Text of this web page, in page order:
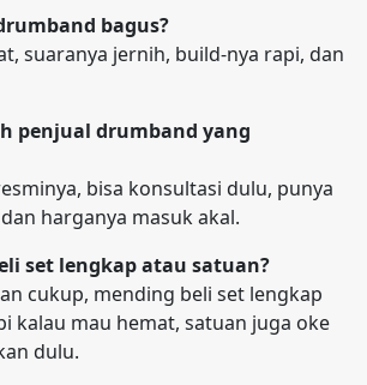
bagus?
suaranya jernih, build-nya rapi, dan
penjual drumband yang
bisa konsultasi dulu, punya
harganya masuk akal.
set lengkap atau satuan?
cukup, mending beli set lengkap
kalau mau hemat, satuan juga oke
dulu.